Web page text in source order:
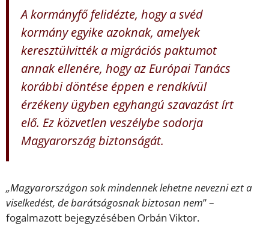
A kormányfő felidézte, hogy a svéd
kormány egyike azoknak, amelyek
keresztülvitték a migrációs paktumot
annak ellenére, hogy az Európai Tanács
korábbi döntése éppen e rendkívül
érzékeny ügyben egyhangú szavazást írt
elő. Ez közvetlen veszélybe sodorja
Magyarország biztonságát.
„Magyarországon sok mindennek lehetne nevezni ezt a
viselkedést, de barátságosnak biztosan nem” –
fogalmazott bejegyzésében Orbán Viktor.